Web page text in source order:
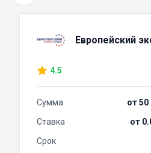
Европейский
4.5
Сумма
от 50
Ставка
от
Срок